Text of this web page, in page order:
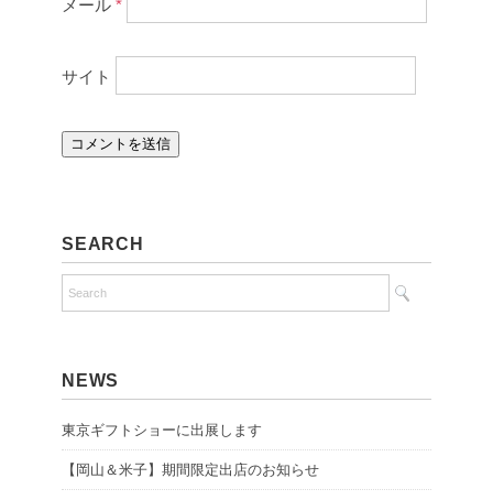
メール *
サイト
SEARCH
NEWS
東京ギフトショーに出展します
【岡山＆米子】期間限定出店のお知らせ